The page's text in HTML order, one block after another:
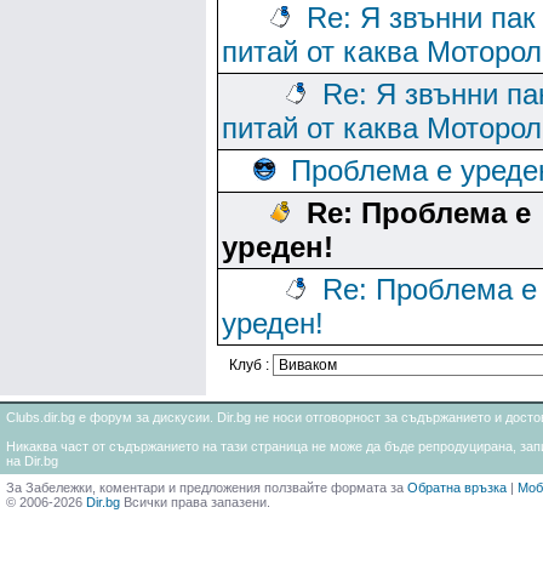
Re: Я звънни пак
питай от каква
Re: Я звънни
питай от каква
Проблема е
Re: Проблема е
уреден!
Re: Проблема е
уреден!
Клуб :
Clubs.dir.bg е форум за дискусии. Dir.bg не носи отговорност за съдържанието и
Никаква част от съдържанието на тази страница не може да бъде репродуцирана,
на Dir.bg
За Забележки, коментари и предложения ползвайте формата за Обратна връзка |
© 2006-2026 Dir.bg Всички права запазени.